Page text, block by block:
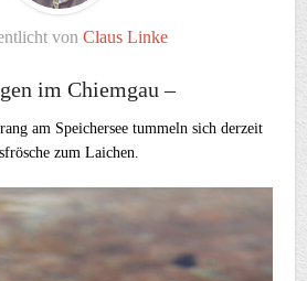
von Claus Linke
im Chiemgau –
am Speichersee tummeln sich derzeit
zum Laichen.